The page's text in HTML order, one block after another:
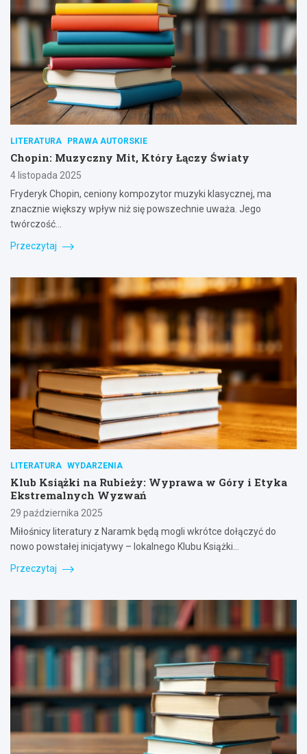
LITERATURA PRAWA AUTORSKIE
Chopin: Muzyczny Mit, Który Łączy Światy
4 listopada 2025
Fryderyk Chopin, ceniony kompozytor muzyki klasycznej, ma
znacznie większy wpływ niż się powszechnie uważa. Jego
twórczość…
Przeczytaj
LITERATURA WYDARZENIA
Klub Książki na Rubieży: Wyprawa w Góry i Etyka
Ekstremalnych Wyzwań
29 października 2025
Miłośnicy literatury z Naramk będą mogli wkrótce dołączyć do
nowo powstałej inicjatywy – lokalnego Klubu Książki…
Przeczytaj